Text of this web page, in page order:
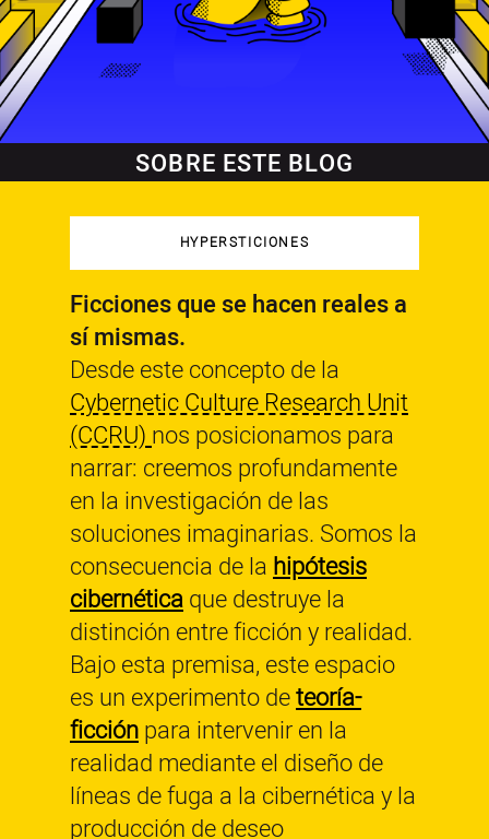
SOBRE ESTE BLOG
HYPERSTICIONES
Ficciones que se hacen reales a
sí mismas.
Desde este concepto de la
Cybernetic Culture Research Unit
(CCRU)nos posicionamos para
narrar: creemos profundamente
en la investigación de las
soluciones imaginarias. Somos la
consecuencia de lahipótesis
cibernéticaque destruye la
distinción entre ficción y realidad.
Bajo esta premisa, este espacio
es un experimento deteoría-
ficciónpara intervenir en la
realidad mediante el diseño de
líneas de fuga a la cibernética y la
producción de deseo